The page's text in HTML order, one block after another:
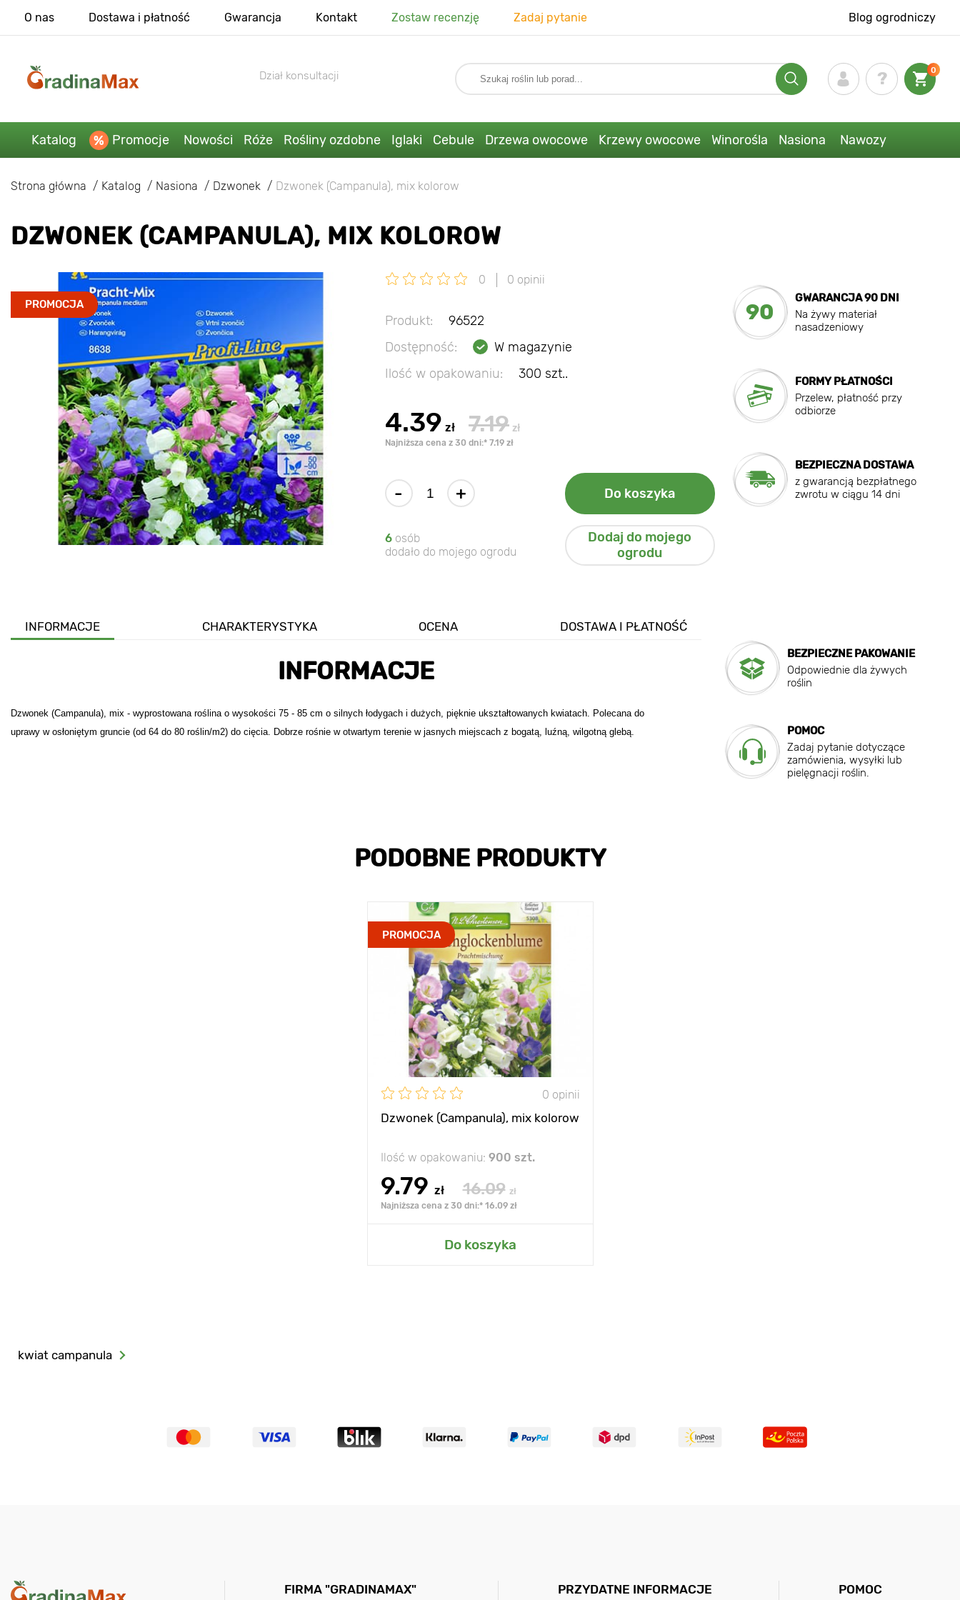
O nas Dostawa i płatność Gwarancja Kontakt Zostaw recenzję Zadaj pytanie Blog ogrodniczy
Dział konsultacji 0
Katalog Promocje Nowości Róże Rośliny ozdobne Iglaki Cebule Drzewa owocowe Krzewy owocowe Winorośla Nasiona Nawozy
Strona główna Katalog Nasiona Dzwonek Dzwonek (Campanula), mix kolorow
DZWONEK (CAMPANULA), MIX KOLOROW
PROMOCJA
0 0 opinii
Produkt:
96522
Dostępność:
W magazynie
Ilość w opakowaniu:
300 szt..
4.39 zł 7.19 zł
Najniższa cena z 30 dni:* 7.19 zł
- + Do koszyka
6 osób
dodało do mojego ogrodu
Dodaj do mojego
ogrodu
90
GWARANCJA 90 DNI
Na żywy materiał
nasadzeniowy
FORMY PŁATNOŚCI
Przelew, płatność przy
odbiorze
BEZPIECZNA DOSTAWA
z gwarancją bezpłatnego
zwrotu w ciągu 14 dni
INFORMACJE CHARAKTERYSTYKA OCENA DOSTAWA I PŁATNOŚĆ
INFORMACJE
Dzwonek (Campanula), mix - wyprostowana roślina o wysokości 75 - 85 cm o silnych łodygach i dużych, pięknie ukształtowanych kwiatach. Polecana do
uprawy w osłoniętym gruncie (od 64 do 80 roślin/m2) do cięcia. Dobrze rośnie w otwartym terenie w jasnych miejscach z bogatą, luźną, wilgotną glebą.
BEZPIECZNE PAKOWANIE
Odpowiednie dla żywych
roślin
POMOC
Zadaj pytanie dotyczące
zamówienia, wysyłki lub
pielęgnacji roślin.
PODOBNE PRODUKTY
PROMOCJA
0 opinii
Dzwonek (Campanula), mix kolorow
Ilość w opakowaniu: 900 szt.
9.79 zł 16.09 zł
Najniższa cena z 30 dni:* 16.09 zł
Do koszyka
kwiat campanula
FIRMA "GRADINAMAX" PRZYDATNE INFORMACJE POMOC